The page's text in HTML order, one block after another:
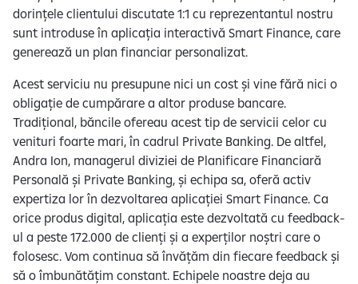
dorințele clientului discutate 1:1 cu reprezentantul nostru
sunt introduse în aplicația interactivă Smart Finance, care
generează un plan financiar personalizat.
Acest serviciu nu presupune nici un cost și vine fără nici o
obligație de cumpărare a altor produse bancare.
Tradițional, băncile ofereau acest tip de servicii celor cu
venituri foarte mari, în cadrul Private Banking. De altfel,
Andra Ion, managerul diviziei de Planificare Financiară
Personală și Private Banking, și echipa sa, oferă activ
expertiza lor în dezvoltarea aplicației Smart Finance. Ca
orice produs digital, aplicația este dezvoltată cu feedback-
ul a peste 172.000 de clienți și a experților noștri care o
folosesc. Vom continua să învățăm din fiecare feedback și
să o îmbunătățim constant. Echipele noastre deja au